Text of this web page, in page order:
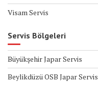
Visam Servis
Servis Bölgeleri
Büyükşehir Japar Servis
Beylikdüzü OSB Japar Servis